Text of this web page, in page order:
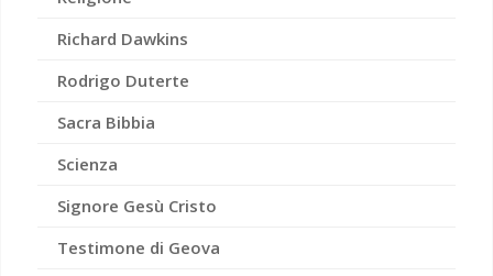
Richard Dawkins
Rodrigo Duterte
Sacra Bibbia
Scienza
Signore Gesù Cristo
Testimone di Geova